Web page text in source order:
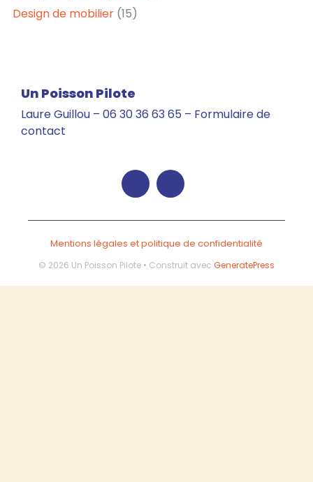
Design de mobilier(15)
Un Poisson Pilote
Laure Guillou – 06 30 36 63 65 – Formulaire de
contact
Mentions légales et politique de confidentialité
© 2026 Un Poisson Pilote • Construit avec GeneratePress